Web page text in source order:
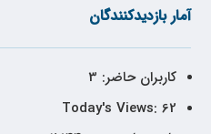
آمار بازدیدکنندگان
کاربران حاضر: 3
Today's Views: 62